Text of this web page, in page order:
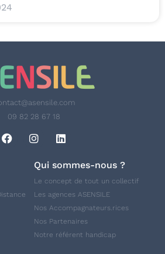
09 82 28 67 18
Qui sommes-nous ?
Le concept de tout un collectif
Les agences ASENSILE
Nos Accompagnateurs.rices
Nos Partenaires
Notre référent handicap